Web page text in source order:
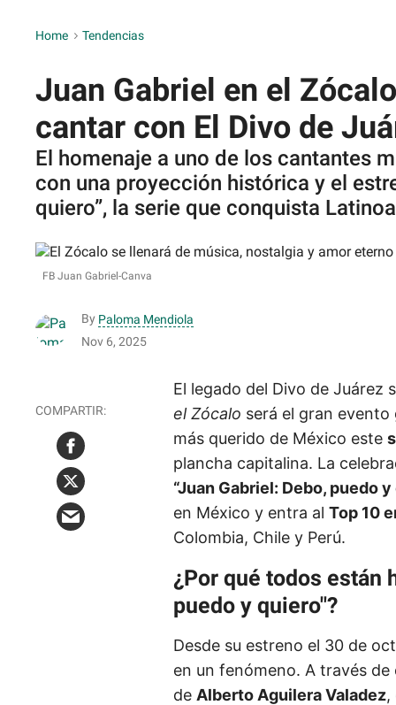
Home > Tendencias
Juan Gabriel en el
cantar con El Divo de
El homenaje a uno de los cantantes
con una proyección histórica y el
quiero”, la serie que conquista
FB Juan Gabriel-Canva
By Paloma Mendiola
Nov 6, 2025
El legado del Divo de Juárez
el Zócalo será el gran
más querido de México este
plancha capitalina. La
“Juan Gabriel: Debo, puedo y
en México y entra al Top 10
Colombia, Chile y Perú.
¿Por qué todos están
puedo y quiero"?
Desde su estreno el 30 de
en un fenómeno. A través
de Alberto Aguilera Valadez,